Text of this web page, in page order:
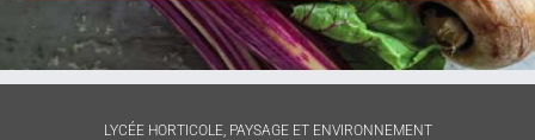
LYCÉE HORTICOLE, PAYSAGE ET ENVIRONNEMENT